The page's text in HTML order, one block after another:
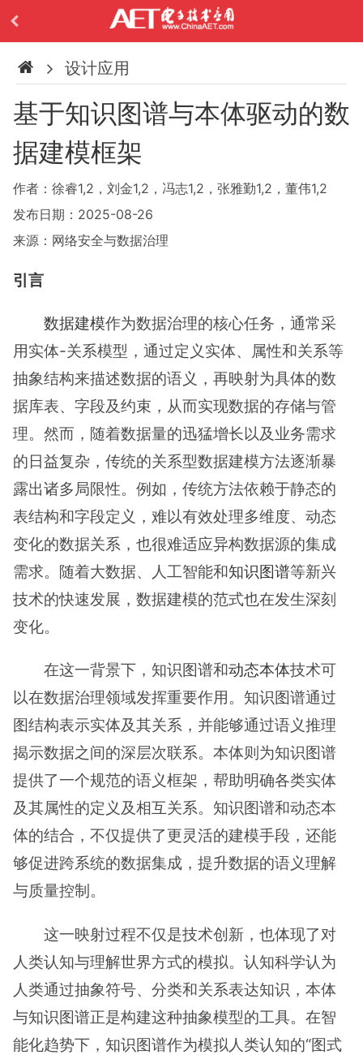
设计应用
基于知识图谱与本体驱动的数
据建模框架
作者：徐睿1,2，刘金1,2，冯志1,2，张雅勤1,2，董伟1,2
发布日期：2025-08-26
来源：网络安全与数据治理
引言
数据建模作为数据治理的核心任务，通常采
用实体-关系模型，通过定义实体、属性和关系等
抽象结构来描述数据的语义，再映射为具体的数
据库表、字段及约束，从而实现数据的存储与管
理。然而，随着数据量的迅猛增长以及业务需求
的日益复杂，传统的关系型数据建模方法逐渐暴
露出诸多局限性。例如，传统方法依赖于静态的
表结构和字段定义，难以有效处理多维度、动态
变化的数据关系，也很难适应异构数据源的集成
需求。随着大数据、人工智能和知识图谱等新兴
技术的快速发展，数据建模的范式也在发生深刻
变化。
在这一背景下，知识图谱和动态本体技术可
以在数据治理领域发挥重要作用。知识图谱通过
图结构表示实体及其关系，并能够通过语义推理
揭示数据之间的深层次联系。本体则为知识图谱
提供了一个规范的语义框架，帮助明确各类实体
及其属性的定义及相互关系。知识图谱和动态本
体的结合，不仅提供了更灵活的建模手段，还能
够促进跨系统的数据集成，提升数据的语义理解
与质量控制。
这一映射过程不仅是技术创新，也体现了对
人类认知与理解世界方式的模拟。认知科学认为
人类通过抽象符号、分类和关系表达知识，本体
与知识图谱正是构建这种抽象模型的工具。在智
能化趋势下，知识图谱作为模拟人类认知的“图式